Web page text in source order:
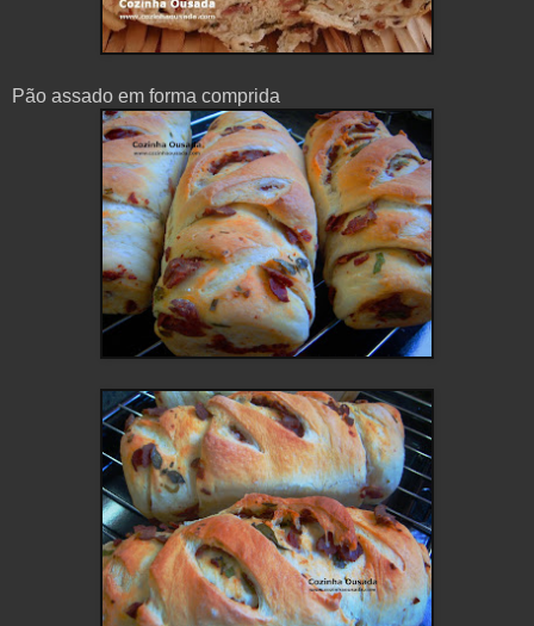
Pão assado em forma comprida